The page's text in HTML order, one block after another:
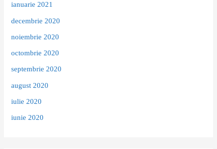
ianuarie 2021
decembrie 2020
noiembrie 2020
octombrie 2020
septembrie 2020
august 2020
iulie 2020
iunie 2020